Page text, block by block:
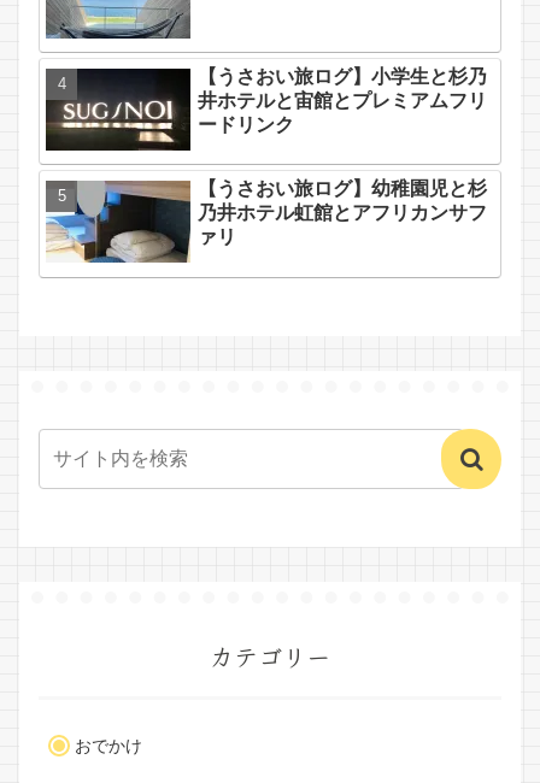
【うさおい旅ログ】小学生と杉乃
井ホテルと宙館とプレミアムフリ
ードリンク
【うさおい旅ログ】幼稚園児と杉
乃井ホテル虹館とアフリカンサフ
ァリ
カテゴリー
おでかけ